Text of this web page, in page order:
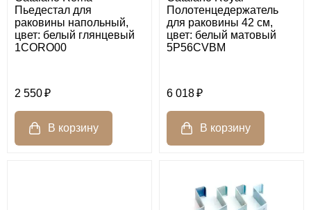
Пьедестал для
раковины напольный,
цвет: белый глянцевый
1CORO00
2 550
Полотенцедержатель
для раковины 42 см,
цвет: белый матовый
5P56CVBM
6 018